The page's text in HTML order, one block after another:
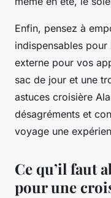
Enfin, pensez à
indispensables
externe pour vos
sac de jour et une
astuces croisière
désagréments et
voyage une
Ce qu’il faut
pour une